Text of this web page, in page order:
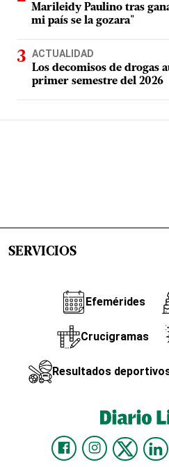
Marileidy Paulino tras
mi país se la gozara"
ACTUALIDAD
Los decomisos de drogas
primer semestre del 2026
SERVICIOS
Efemérides
Crucigramas
Resultados